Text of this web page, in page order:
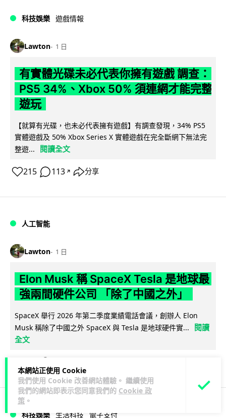
本網站正使用 Cookie
我們使用 Cookie 改善網站體驗。 繼續使用
我們的網站即表示您同意我們的 Cookie 政
策 。
科技娛樂 遊戲情報
Lawton 1 日
有實體光碟未必代表你擁有遊戲 調查：
PS5 34%、Xbox 50% 須連網才能完整
遊玩
【就算有光碟，也未必代表擁有遊戲】有調查發現，34% PS5
實體遊戲及 50% Xbox Series X 實體遊戲在完全斷網下無法完
整遊...
閱讀全文
215 113 ↗ 分享
人工智能
Lawton 1 日
Elon Musk 稱 SpaceX Tesla 是地球最
強兩間硬件公司 「除了中國之外」
SpaceX 舉行 2026 年第二季度業績電話會議，創辦人 Elon
Musk 稱除了中國之外 SpaceX 與 Tesla 是地球硬件實...
閱讀
全文
科技娛樂 生活科技 電子支付